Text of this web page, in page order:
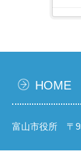
HOME
富山市役所 〒